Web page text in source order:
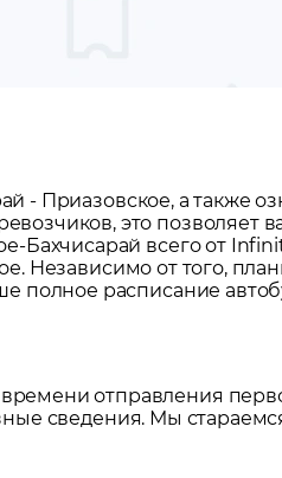
- Приазовское, а также
это позволяет
Бахчисарай всего от
. Независимо от того,
полное расписание
отправления
сведения. Мы